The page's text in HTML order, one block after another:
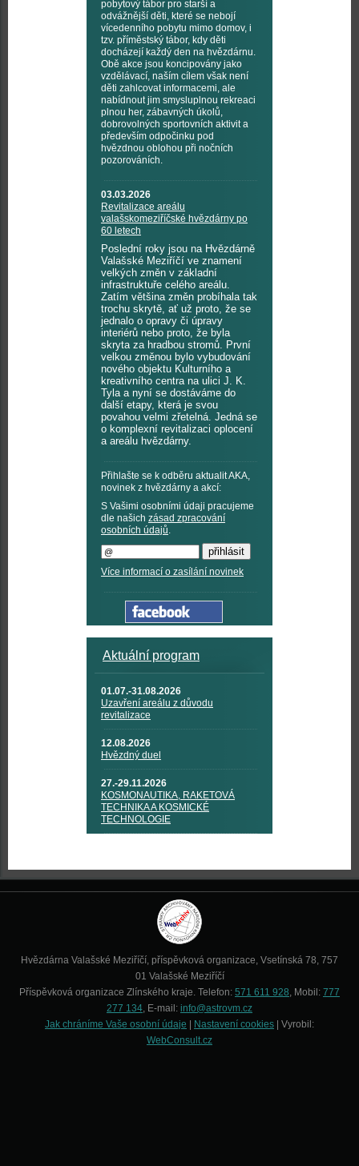
pobytový tábor pro starší a
odvážnější děti, které se nebojí
vícedenního pobytu mimo domov, i
tzv. příměstský tábor, kdy děti
docházejí každý den na hvězdárnu.
Obě akce jsou koncipovány jako
vzdělávací, naším cílem však není
děti zahlcovat informacemi, ale
nabídnout jim smysluplnou rekreaci
plnou her, zábavných úkolů,
dobrovolných sportovních aktivit a
především odpočinku pod
hvězdnou oblohou při nočních
pozorováních.
03.03.2026
Revitalizace areálu
valašskomeziříčské hvězdárny po
60 letech
Poslední roky jsou na Hvězdárně
Valašské Meziříčí ve znamení
velkých změn v základní
infrastruktuře celého areálu.
Zatím většina změn probíhala tak
trochu skrytě, ať už proto, že se
jednalo o opravy či úpravy
interiérů nebo proto, že byla
skryta za hradbou stromů. První
velkou změnou bylo vybudování
nového objektu Kulturního a
kreativního centra na ulici J. K.
Tyla a nyní se dostáváme do
další etapy, která je svou
povahou velmi zřetelná. Jedná se
o komplexní revitalizaci oplocení
a areálu hvězdárny.
Přihlašte se k odběru aktualit AKA,
novinek z hvězdárny a akcí:
S Vašimi osobními údaji pracujeme
dle našich zásad zpracování
osobních údajů.
Více informací o zasílání novinek
Aktuální program
01.07.-31.08.2026
Uzavření areálu z důvodu
revitalizace
12.08.2026
Hvězdný duel
27.-29.11.2026
KOSMONAUTIKA, RAKETOVÁ
TECHNIKA A KOSMICKÉ
TECHNOLOGIE
Hvězdárna Valašské Meziříčí, příspěvková organizace, Vsetínská 78, 757
01 Valašské Meziříčí
Příspěvková organizace Zlínského kraje. Telefon: 571 611 928, Mobil: 777
277 134, E-mail: info@astrovm.cz
Jak chráníme Vaše osobní údaje
Nastavení cookies | Vyrobil:
WebConsult.cz